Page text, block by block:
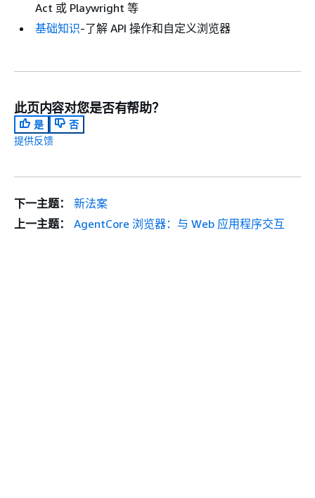
Act 或 Playwright 等
基础知识-了解 API 操作和自定义浏览器
此页内容对您是否有帮助？
是
否
提供反馈
下一主题：
新法案
上一主题：
AgentCore 浏览器：与 Web 应用程序交互